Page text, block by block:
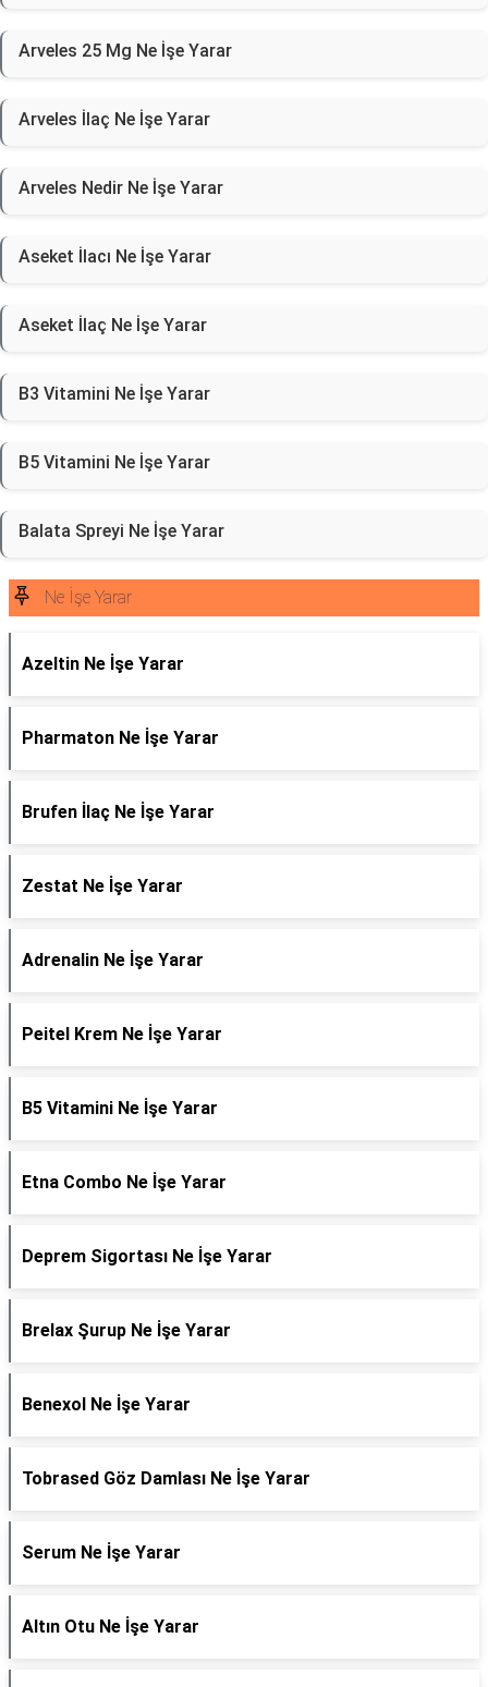
Arveles 25 Mg Ne İşe Yarar
Arveles İlaç Ne İşe Yarar
Arveles Nedir Ne İşe Yarar
Aseket İlacı Ne İşe Yarar
Aseket İlaç Ne İşe Yarar
B3 Vitamini Ne İşe Yarar
B5 Vitamini Ne İşe Yarar
Balata Spreyi Ne İşe Yarar
Ne İşe Yarar
Azeltin Ne İşe Yarar
Pharmaton Ne İşe Yarar
Brufen İlaç Ne İşe Yarar
Zestat Ne İşe Yarar
Adrenalin Ne İşe Yarar
Peitel Krem Ne İşe Yarar
B5 Vitamini Ne İşe Yarar
Etna Combo Ne İşe Yarar
Deprem Sigortası Ne İşe Yarar
Brelax Şurup Ne İşe Yarar
Benexol Ne İşe Yarar
Tobrased Göz Damlası Ne İşe Yarar
Serum Ne İşe Yarar
Altın Otu Ne İşe Yarar